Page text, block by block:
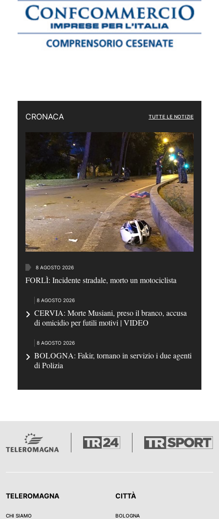
CRONACA TUTTE LE NOTIZIE
8 AGOSTO 2026
FORLÌ: Incidente stradale, morto un motociclista
8 AGOSTO 2026
CERVIA: Morte Musiani, preso il branco, accusa
di omicidio per futili motivi | VIDEO
8 AGOSTO 2026
BOLOGNA: Fakir, tornano in servizio i due agenti
di Polizia
TELEROMAGNA
CHI SIAMO
CITTÀ
BOLOGNA